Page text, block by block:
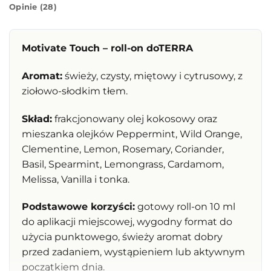
Opinie (28)
Motivate Touch – roll-on doTERRA
Aromat: świeży, czysty, miętowy i cytrusowy, z
ziołowo-słodkim tłem.
Skład: frakcjonowany olej kokosowy oraz
mieszanka olejków Peppermint, Wild Orange,
Clementine, Lemon, Rosemary, Coriander,
Basil, Spearmint, Lemongrass, Cardamom,
Melissa, Vanilla i tonka.
Podstawowe korzyści: gotowy roll-on 10 ml
do aplikacji miejscowej, wygodny format do
użycia punktowego, świeży aromat dobry
przed zadaniem, wystąpieniem lub aktywnym
początkiem dnia.